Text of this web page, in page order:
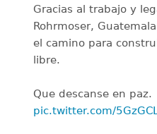
Gracias al trabajo y
Rohrmoser,
el camino para
libre.
Que descanse en paz.
pic.twitter.com/